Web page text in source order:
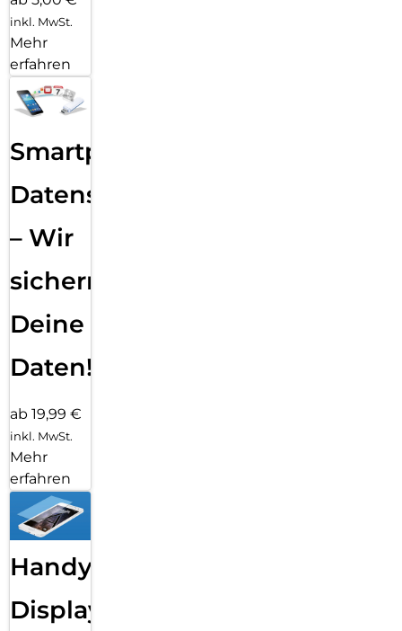
inkl. MwSt.
Mehr
erfahren
Smartphone
Datensicherung
– Wir
sichern
Deine
Daten!
ab 19,99 €
inkl. MwSt.
Mehr
erfahren
Handy
Displayfolie